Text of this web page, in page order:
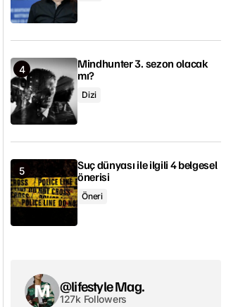
Mindhunter 3. sezon olacak
mı?
Dizi
Suç dünyası ile ilgili 4 belgesel
önerisi
Öneri
@lifestyle Mag.
127k Followers